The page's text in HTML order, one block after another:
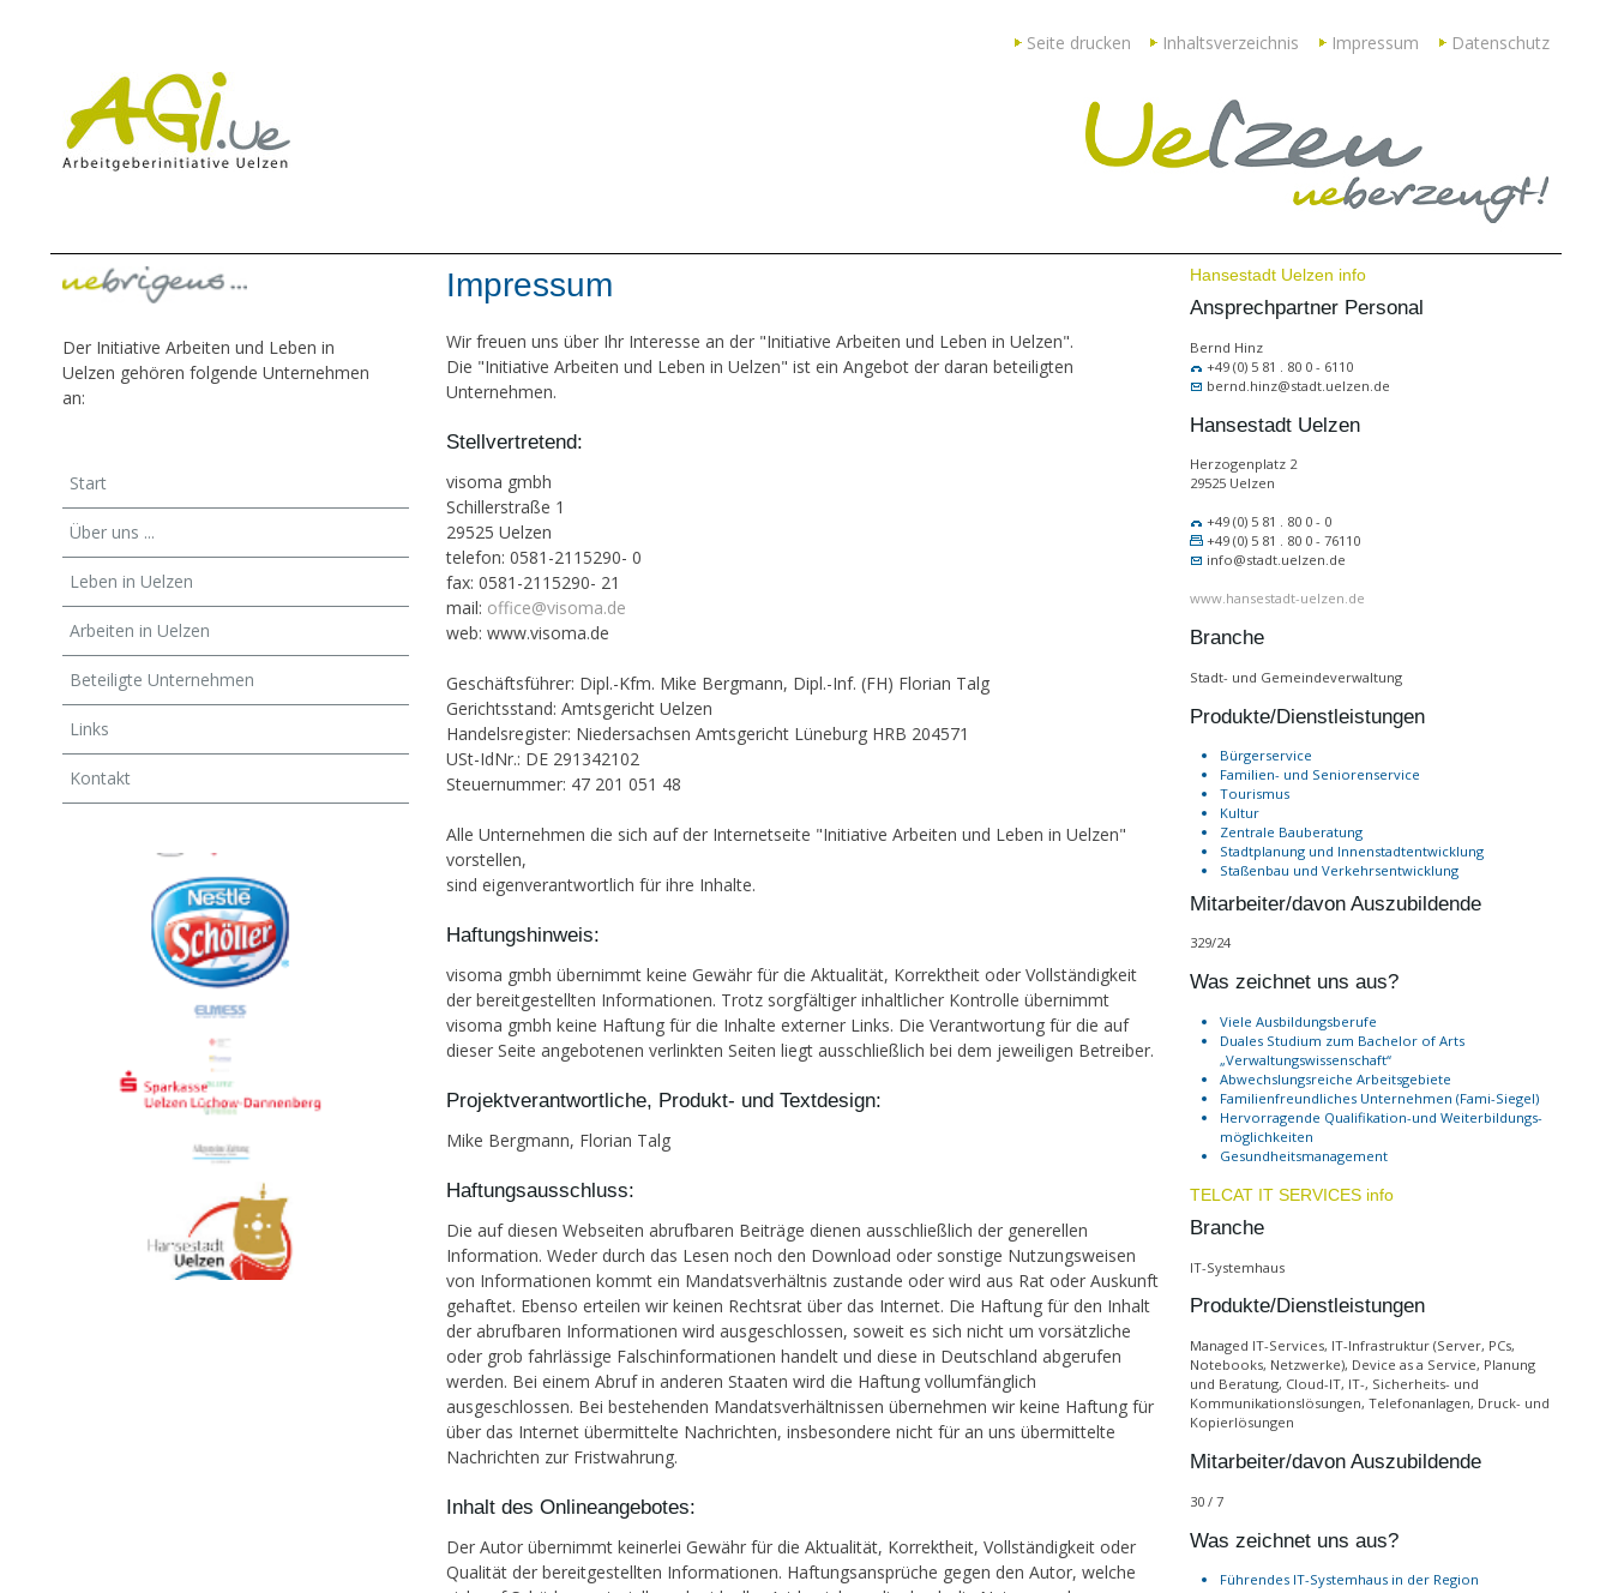
Seite drucken Inhaltsverzeichnis Impressum Datenschutz
Der Initiative Arbeiten und Leben in
Uelzen gehören folgende Unternehmen
an:
Start
Über uns ...
Leben in Uelzen
Arbeiten in Uelzen
Beteiligte Unternehmen
Links
Kontakt
Hansestadt Uelzen info
Ansprechpartner Personal
Bernd Hinz
+49 (0) 5 81 . 80 0 - 6110
bernd.hinz@stadt.uelzen.de
Hansestadt Uelzen
Herzogenplatz 2
29525 Uelzen
+49 (0) 5 81 . 80 0 - 0
+49 (0) 5 81 . 80 0 - 76110
info@stadt.uelzen.de
www.hansestadt-uelzen.de
Branche
Stadt- und Gemeindeverwaltung
Produkte/Dienstleistungen
Bürgerservice
Familien- und Seniorenservice
Tourismus
Kultur
Zentrale Bauberatung
Stadtplanung und Innenstadtentwicklung
Staßenbau und Verkehrsentwicklung
Mitarbeiter/davon Auszubildende
329/24
Was zeichnet uns aus?
Viele Ausbildungsberufe
Duales Studium zum Bachelor of Arts
„Verwaltungswissenschaft“
Abwechslungsreiche Arbeitsgebiete
Familienfreundliches Unternehmen (Fami-Siegel)
Hervorragende Qualifikation-und Weiterbildungs-
möglichkeiten
Gesundheitsmanagement
TELCAT IT SERVICES info
Branche
IT-Systemhaus
Produkte/Dienstleistungen
Managed IT-Services, IT-Infrastruktur (Server, PCs,
Notebooks, Netzwerke), Device as a Service, Planung
und Beratung, Cloud-IT, IT-, Sicherheits- und
Kommunikationslösungen, Telefonanlagen, Druck- und
Kopierlösungen
Mitarbeiter/davon Auszubildende
30 / 7
Was zeichnet uns aus?
Führendes IT-Systemhaus in der Region
Impressum
Wir freuen uns über Ihr Interesse an der "Initiative Arbeiten und Leben in Uelzen".
Die "Initiative Arbeiten und Leben in Uelzen" ist ein Angebot der daran beteiligten
Unternehmen.
Stellvertretend:
visoma gmbh
Schillerstraße 1
29525 Uelzen
telefon: 0581-2115290- 0
fax: 0581-2115290- 21
mail: office@visoma.de
web: www.visoma.de
Geschäftsführer: Dipl.-Kfm. Mike Bergmann, Dipl.-Inf. (FH) Florian Talg
Gerichtsstand: Amtsgericht Uelzen
Handelsregister: Niedersachsen Amtsgericht Lüneburg HRB 204571
USt-IdNr.: DE 291342102
Steuernummer: 47 201 051 48
Alle Unternehmen die sich auf der Internetseite "Initiative Arbeiten und Leben in Uelzen"
vorstellen,
sind eigenverantwortlich für ihre Inhalte.
Haftungshinweis:
visoma gmbh übernimmt keine Gewähr für die Aktualität, Korrektheit oder Vollständigkeit
der bereitgestellten Informationen. Trotz sorgfältiger inhaltlicher Kontrolle übernimmt
visoma gmbh keine Haftung für die Inhalte externer Links. Die Verantwortung für die auf
dieser Seite angebotenen verlinkten Seiten liegt ausschließlich bei dem jeweiligen Betreiber.
Projektverantwortliche, Produkt- und Textdesign:
Mike Bergmann, Florian Talg
Haftungsausschluss:
Die auf diesen Webseiten abrufbaren Beiträge dienen ausschließlich der generellen
Information. Weder durch das Lesen noch den Download oder sonstige Nutzungsweisen
von Informationen kommt ein Mandatsverhältnis zustande oder wird aus Rat oder Auskunft
gehaftet. Ebenso erteilen wir keinen Rechtsrat über das Internet. Die Haftung für den Inhalt
der abrufbaren Informationen wird ausgeschlossen, soweit es sich nicht um vorsätzliche
oder grob fahrlässige Falschinformationen handelt und diese in Deutschland abgerufen
werden. Bei einem Abruf in anderen Staaten wird die Haftung vollumfänglich
ausgeschlossen. Bei bestehenden Mandatsverhältnissen übernehmen wir keine Haftung für
über das Internet übermittelte Nachrichten, insbesondere nicht für an uns übermittelte
Nachrichten zur Fristwahrung.
Inhalt des Onlineangebotes:
Der Autor übernimmt keinerlei Gewähr für die Aktualität, Korrektheit, Vollständigkeit oder
Qualität der bereitgestellten Informationen. Haftungsansprüche gegen den Autor, welche